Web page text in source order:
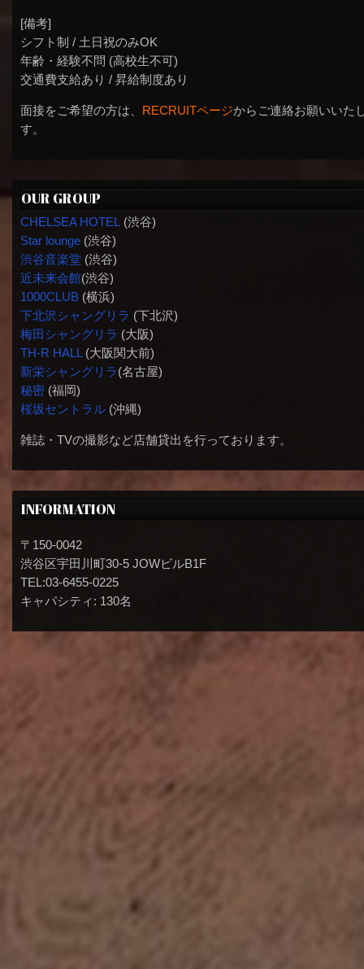
[備考]
シフト制 / 土日祝のみOK
年齢・経験不問 (高校生不可)
交通費支給あり / 昇給制度あり
面接をご希望の方は、 RECRUITページからご連絡お願いいた
す。
OUR GROUP
CHELSEA HOTEL (渋谷)
Star lounge(渋谷)
渋谷音楽堂(渋谷)
近未来会館(渋谷)
1000CLUB(横浜)
下北沢シャングリラ (下北沢)
梅田シャングリラ (大阪)
TH-R HALL(大阪関大前)
新栄シャングリラ(名古屋)
秘密(福岡)
桜坂セントラル(沖縄)
雑誌・TVの撮影など店舗貸出を行っております。
INFORMATION
〒150-0042
渋谷区宇田川町30-5 JOWビルB1F
TEL:03-6455-0225
キャパシティ: 130名